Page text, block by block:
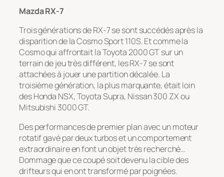
Mazda RX-7
Trois générations de RX-7 se sont succédés après la
disparition de la Cosmo Sport 110S. Et comme la
Cosmo qui affrontait la Toyota 2000 GT sur un
terrain de jeu très différent, les RX-7 se sont
attachées à jouer une partition décalée. La
troisième génération, la plus marquante, était loin
des Honda NSX, Toyota Supra, Nissan 300 ZX ou
Mitsubishi 3000 GT.
Des performances de premier plan avec un moteur
rotatif gavé par deux turbos et un comportement
extraordinaire en font un objet très recherché…
Dommage que ce coupé soit devenu la cible des
drifteurs qui en ont transformé par poignées.